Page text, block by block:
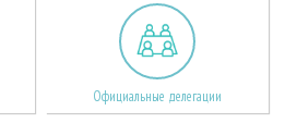
Официальные делегации